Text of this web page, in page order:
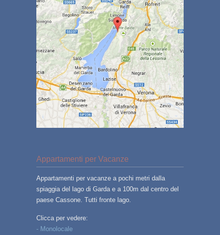
Appartamenti per Vacanze
Appartamenti per vacanze a pochi metri dalla
spiaggia del lago di Garda e a 100m dal centro del
paese Cassone. Tutti fronte lago.
Clicca per vedere:
- Monolocale